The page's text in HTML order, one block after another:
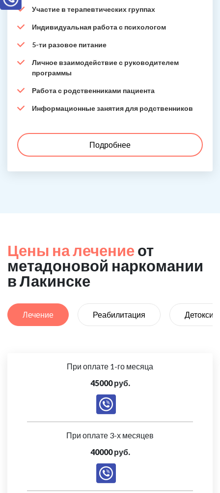
Участие в терапевтических группах
Индивидуальная работа с психологом
5-ти разовое питание
Личное взаимодействие с руководителем
программы
Работа с родственниками пациента
Информационные занятия для родственников
Подробнее
Цены на лечение от
метадоновой наркомании
в Лакинске
Лечение Реабилитация
При оплате 1-го месяца
45000 руб.
При оплате 3-х месяцев
40000 руб.